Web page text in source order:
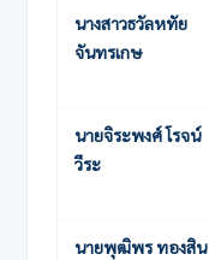
นางสาวธวัลหทัย
จันทรเกษ
นายจิระพงศ์ โรจน์
วีระ
นายพุฒิพร ทองสิน